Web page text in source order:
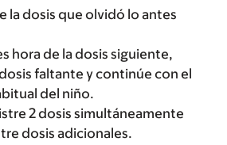
la dosis que olvidó lo antes
hora de la dosis siguiente,
faltante y continúe con el
del niño.
2 dosis simultáneamente
dosis adicionales.